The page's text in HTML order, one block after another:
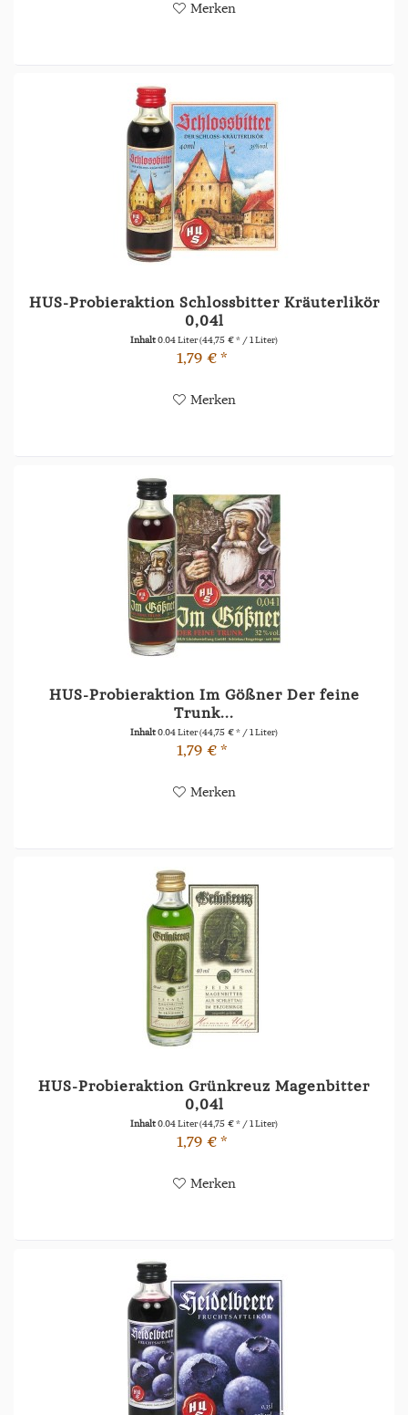
Merken
HUS-Probieraktion Schlossbitter Kräuterlikör
0,04l
Inhalt0.04 Liter(44,75 € * / 1 Liter)
1,79 € *
Merken
HUS-Probieraktion Im Gößner Der feine
Trunk...
Inhalt0.04 Liter(44,75 € * / 1 Liter)
1,79 € *
Merken
HUS-Probieraktion Grünkreuz Magenbitter
0,04l
Inhalt0.04 Liter(44,75 € * / 1 Liter)
1,79 € *
Merken